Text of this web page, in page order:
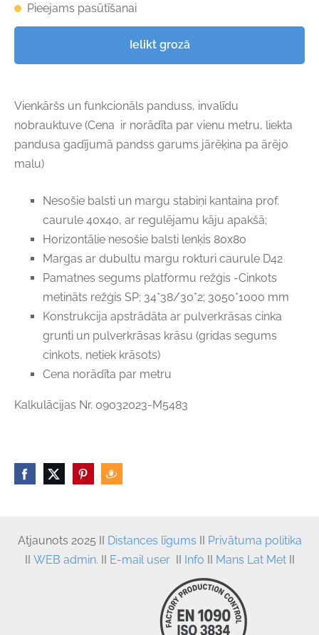
Pieejams pasūtīšanai
Ielikt grozā
Vienkāršs un funkcionāls panduss, invalīdu
nobrauktuve (Cena ir norādīta par vienu metru, liekta
pandusa gadījumā pandss garums jārēķina pa ārējo
malu)
Nesošie balsti un margu stabiņi kantaina prof.
caurule 40x40, ar regulējamu kāju apakšā;
Horizontālie nesošie balsti lenķis 80x80
Margas ar dubultu margu rokturi caurule D42
Pamatnes segums platformu režģis -Cinkots
metināts režģis SP; 34*38/30*2; 3050*1000 mm
Konstrukcija apstrādāta ar pulverkrāsas cinka
grunti un pulverkrāsas krāsu (gridas segums
cinkots, netiek krāsots)
Cena norādīta par metru
Kalkulācijas Nr. 09032023-M5483
Atjaunots 2025 II Distances līgums II Privātuma politika
II WEB admin. II E-mail userII Info II Mans Lat MetII